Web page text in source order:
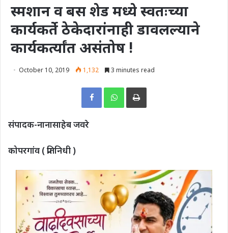
स्मशान व बस शेड मध्ये स्वतःच्या
कार्यकर्ते ठेकेदारांनाही डावलल्याने
कार्यकर्त्यांत असंतोष !
October 10, 2019 1,132 3 minutes read
Print
संपादक-नानासाहेब जवरे
कोपरगांव ( प्रतिनिधी )